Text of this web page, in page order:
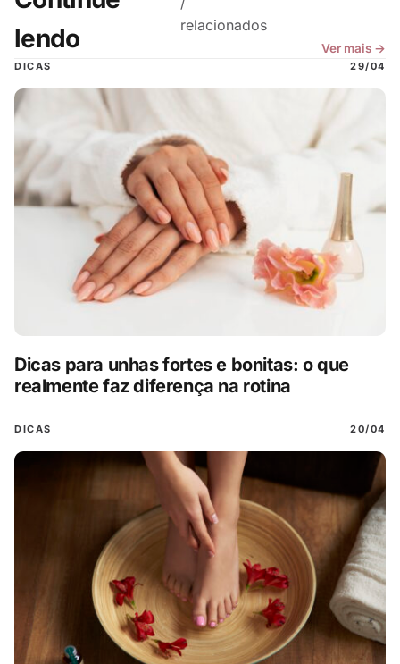
lendo
relacionados
Ver mais →
DICAS 29/04
Dicas para unhas fortes e bonitas: o que
realmente faz diferença na rotina
DICAS 20/04